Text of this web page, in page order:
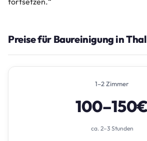
Preise für Baureinigung in
1–2 Zimmer
ca. 2–3 Stunden